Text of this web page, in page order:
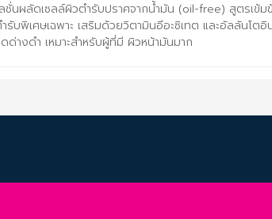
ชั่นผลัดเซลล์ผิวตำรับปราศจากน้ำมัน (oil-free) สูตรเข้
รับพิเศษเฉพาะ เสริมด้วยวิตามินอีอะซิเทต และอัลลันโต
ด่างดำ เหมาะสำหรับผู้ที่มี ผิวหน้ามันมาก